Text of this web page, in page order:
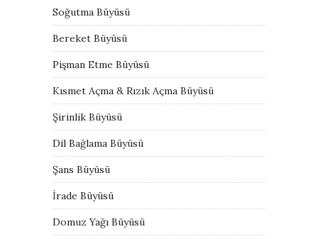
Soğutma Büyüsü
Bereket Büyüsü
Pişman Etme Büyüsü
Kısmet Açma & Rızık Açma Büyüsü
Şirinlik Büyüsü
Dil Bağlama Büyüsü
Şans Büyüsü
İrade Büyüsü
Domuz Yağı Büyüsü